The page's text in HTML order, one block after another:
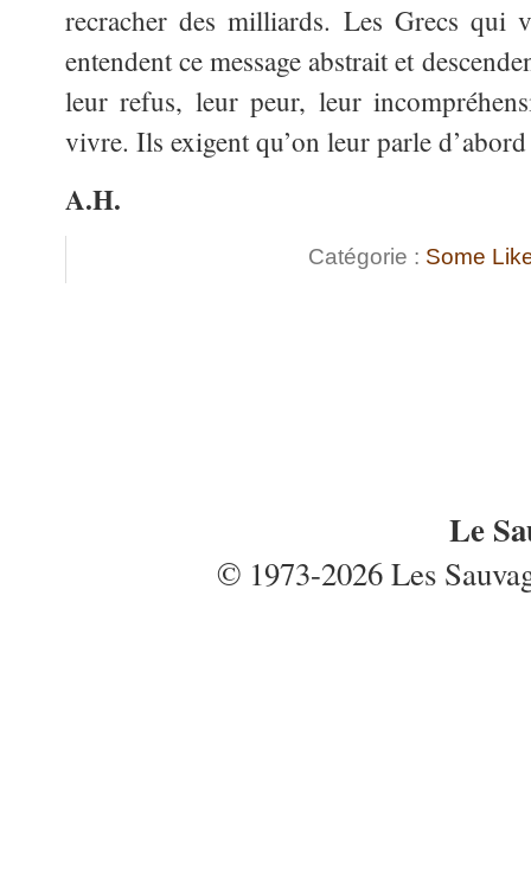
recracher des milliards. Les Grecs qui
entendent ce message abstrait et
leur refus, leur peur, leur
vivre. Ils exigent qu’on leur parle
A.H.
Catégorie : Some
Le
© 1973-2026 Les